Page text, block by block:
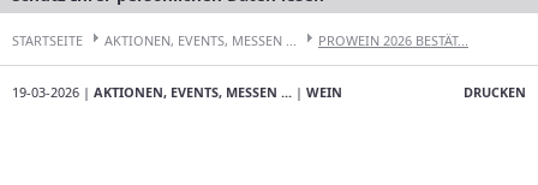
STARTSEITE AKTIONEN, EVENTS, MESSEN ... PROWEIN 2026 BESTÄT...
DRUCKEN
19-03-2026 | AKTIONEN, EVENTS, MESSEN ... | WEIN